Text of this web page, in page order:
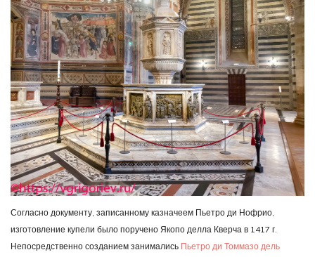
Согласно документу, записанному казначеем Пьетро ди Нофрио,
изготовление купели было поручено Якопо делла Кверча в 1417 г.
Непосредственно созданием занимались Пьетро ди Томмазо дель